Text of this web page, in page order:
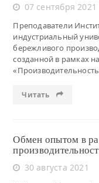
07 сентября 2021
Преподаватели
индустриальный
бережливого
созданной в рамках
Читать
Обмен опытом в
30 августа 2021